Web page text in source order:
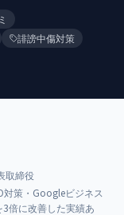
誹謗中傷対策
取締役
対策・Googleビジネス
倍に改善した実績あ